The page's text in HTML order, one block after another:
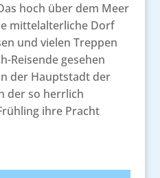
hoch über dem Meer
mittelalterliche Dorf
und vielen Treppen
Reisende gesehen
der Hauptstadt der
der so herrlich
ihre Pracht